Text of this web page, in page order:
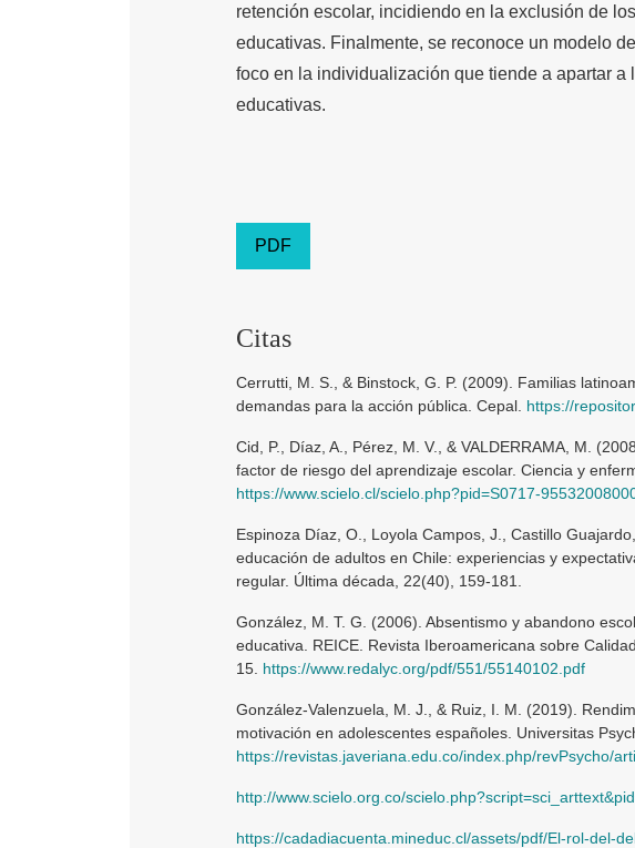
retención escolar, incidiendo en la exclusión de
educativas. Finalmente, se reconoce un modelo
foco en la individualización que tiende a apartar
educativas.
PDF
Citas
Cerrutti, M. S., & Binstock, G. P. (2009). Familias
demandas para la acción pública. Cepal. https://
Cid, P., Díaz, A., Pérez, M. V., & VALDERRAMA, M.
factor de riesgo del aprendizaje escolar. Ciencia y
https://www.scielo.cl/scielo.php?pid=S0717-
Espinoza Díaz, O., Loyola Campos, J., Castillo
educación de adultos en Chile: experiencias y
regular. Última década, 22(40), 159-181.
González, M. T. G. (2006). Absentismo y abandono
educativa. REICE. Revista Iberoamericana sobre
15. https://www.redalyc.org/pdf/551/55140102.pdf
González-Valenzuela, M. J., & Ruiz, I. M. (2019).
motivación en adolescentes españoles. Universitas
https://revistas.javeriana.edu.co/index.php/revPsycho/
http://www.scielo.org.co/
https://cadadiacuenta.mineduc.cl/assets/pdf/El-rol-del-